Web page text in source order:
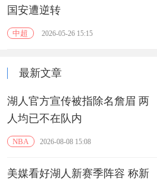
国安遭逆转
中超 2026-05-26 15:15
最新文章
湖人官方宣传被指除名詹眉 两
人均已不在队内
NBA 2026-08-08 15:08
美媒看好湖人新赛季阵容 称新